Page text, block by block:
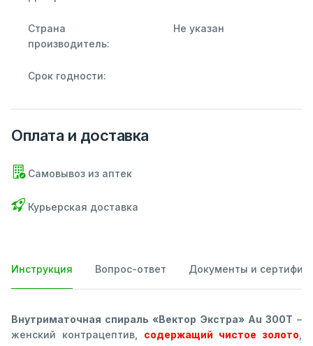
Страна
производитель:
Не указан
Срок годности:
Оплата и доставка
Самовывоз из аптек
Курьерская доставка
Инструкция Вопрос-ответ Документы и
Внутриматочная спираль «Вектор Экстра» Au 300Т –
женский контрацептив, содержащий чистое золото